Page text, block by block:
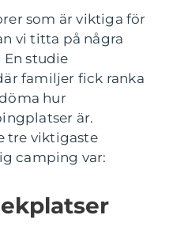
som är viktiga för
vi titta på några
studie
familjer fick ranka
hur
är.
tre viktigaste
camping var: